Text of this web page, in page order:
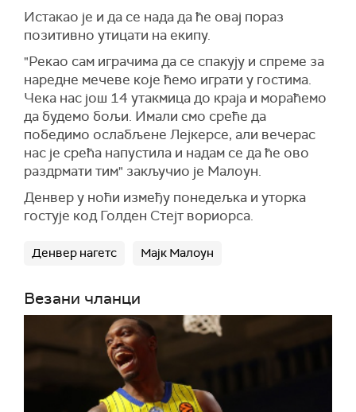
Истакао је и да се нада да ће овај пораз
позитивно утицати на екипу.
"Рекао сам играчима да се спакују и спреме за
наредне мечеве које ћемо играти у гостима.
Чека нас још 14 утакмица до краја и мораћемо
да будемо бољи. Имали смо среће да
победимо ослабљене Лејкерсе, али вечерас
нас је срећа напустила и надам се да ће ово
раздрмати тим" закључио је Малоун.
Денвер у ноћи између понедељка и уторка
гостује код Голден Стејт вориорса.
Денвер нагетс Мајк Малоун
Везани чланци